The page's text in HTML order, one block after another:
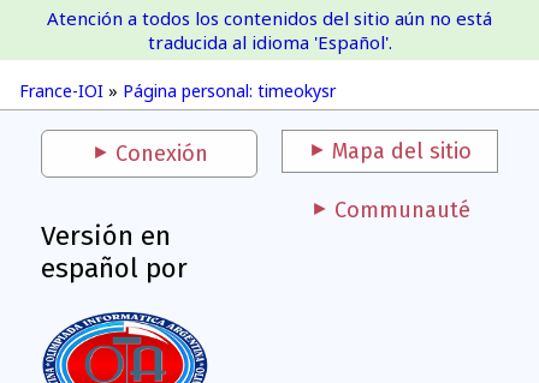
France-IOI
France-IOI » Página personal: timeokysr
Atención a todos los contenidos del sitio aún no está
traducida al idioma 'Español'.
Conexión Mapa del sitio
Versión en
español por
Communauté